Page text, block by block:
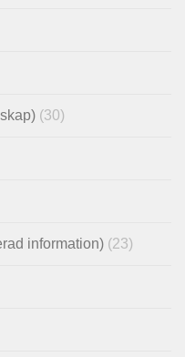
(30)
information) (23)